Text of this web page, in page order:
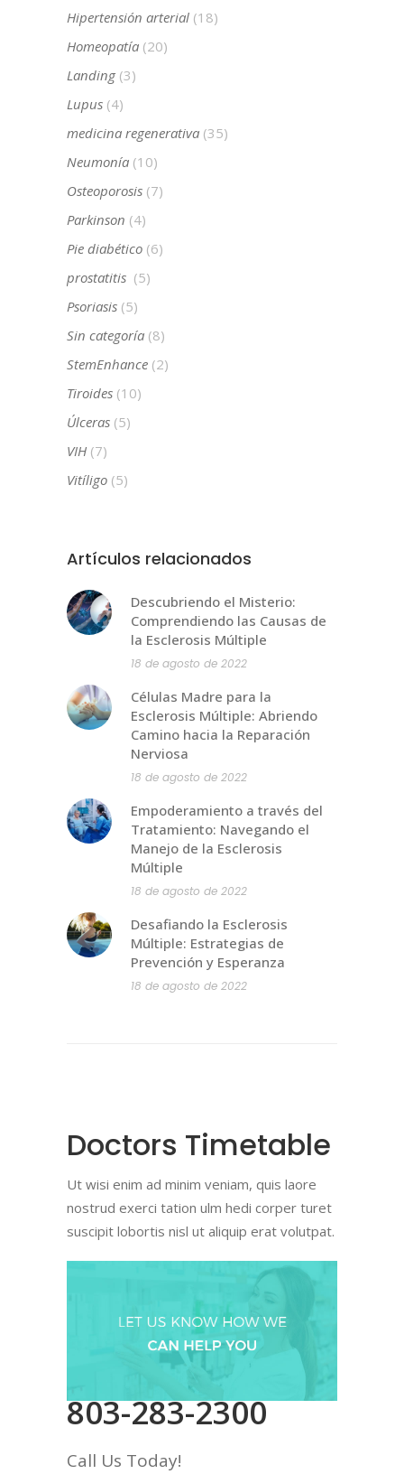
Hipertensión arterial (18)
Homeopatía (20)
Landing (3)
Lupus (4)
medicina regenerativa (35)
Neumonía (10)
Osteoporosis (7)
Parkinson (4)
Pie diabético (6)
prostatitis (5)
Psoriasis (5)
Sin categoría (8)
StemEnhance (2)
Tiroides (10)
Úlceras (5)
VIH (7)
Vitíligo (5)
Artículos relacionados
Descubriendo el Misterio:
Comprendiendo las Causas de
la Esclerosis Múltiple
18 de agosto de 2022
Células Madre para la
Esclerosis Múltiple: Abriendo
Camino hacia la Reparación
Nerviosa
18 de agosto de 2022
Empoderamiento a través del
Tratamiento: Navegando el
Manejo de la Esclerosis
Múltiple
18 de agosto de 2022
Desafiando la Esclerosis
Múltiple: Estrategias de
Prevención y Esperanza
18 de agosto de 2022
Doctors Timetable
Ut wisi enim ad minim veniam, quis laore
nostrud exerci tation ulm hedi corper turet
suscipit lobortis nisl ut aliquip erat volutpat.
803-283-2300
Call Us Today!